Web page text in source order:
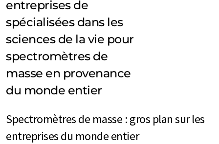
entreprises de
spécialisées dans les
sciences de la vie pour
spectromètres de
masse en provenance
du monde entier
Spectromètres de masse : gros plan sur les
entreprises du monde entier